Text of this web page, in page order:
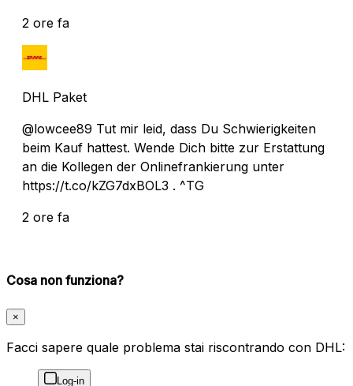
2 ore fa
DHL Paket
@lowcee89 Tut mir leid, dass Du Schwierigkeiten
beim Kauf hattest. Wende Dich bitte zur Erstattung
an die Kollegen der Onlinefrankierung unter
https://t.co/kZG7dxBOL3 . ^TG
2 ore fa
Cosa non funziona?
×
Facci sapere quale problema stai riscontrando con DHL:
Log-in